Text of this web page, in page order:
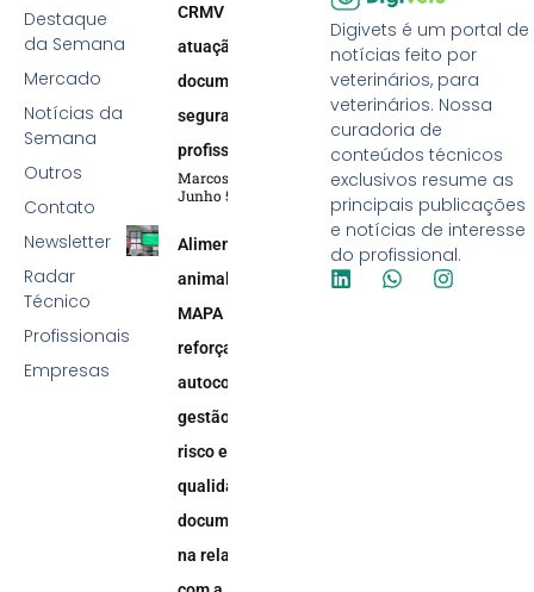
Digivets é um portal de
notícias feito por
veterinários, para
veterinários. Nossa
curadoria de
conteúdos técnicos
exclusivos resume as
principais publicações
e notícias de interesse
do profissional.
Destaque
da Semana
Mercado
Notícias da
Semana
Outros
Contato
Newsletter
Radar
Técnico
Profissionais
Empresas
CRMV reforça
atuação efetiva,
documentação e
segurança
profissional
Marcos Soares
Junho 5, 2026
Alimentação
animal:
MAPA
reforça
autocontrole,
gestão de
risco e
qualidade
documental
na relação